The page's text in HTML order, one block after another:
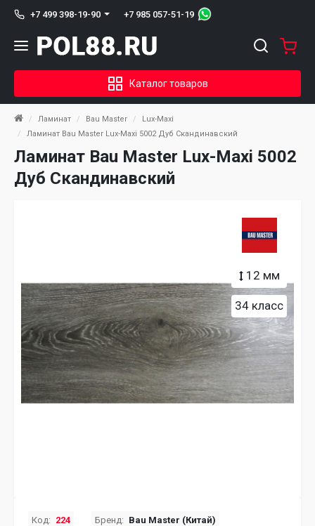
+7 499 398-19-90 +7 985 057-51-19
Каталог товаров
Ламинат Bau Master
Lux-Maxi
Ламинат Bau Master Lux-Maxi 5002 Дуб Скандинавский
Ламинат Bau Master Lux-Maxi 5002
Дуб Скандинавский
12 мм
34 класс
Код: 224 Бренд: Bau Master (Китай)